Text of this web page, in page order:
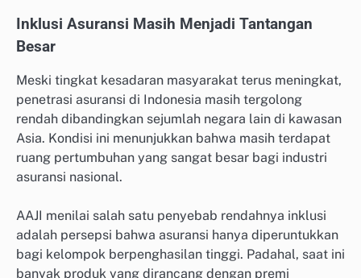
Inklusi Asuransi Masih Menjadi Tantangan
Besar
Meski tingkat kesadaran masyarakat terus meningkat,
penetrasi asuransi di Indonesia masih tergolong
rendah dibandingkan sejumlah negara lain di kawasan
Asia. Kondisi ini menunjukkan bahwa masih terdapat
ruang pertumbuhan yang sangat besar bagi industri
asuransi nasional.
AAJI menilai salah satu penyebab rendahnya inklusi
adalah persepsi bahwa asuransi hanya diperuntukkan
bagi kelompok berpenghasilan tinggi. Padahal, saat ini
banyak produk yang dirancang dengan premi